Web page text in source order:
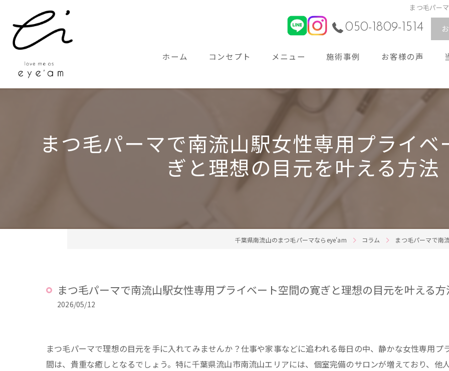
まつ毛パー
050-1809-1514
ホーム コンセプト
サービス
メニュー 施術事例 お客様の声
まつ毛パーマで南流山駅女性専用プライベ
ぎと理想の目元を叶える方法
千葉県南流山のまつ毛パーマならeye'am コラム まつ毛パーマで南
まつ毛パーマで南流山駅女性専用プライベート空間の寛ぎと理想の目元を叶える方
2026/05/12
まつ毛パーマで理想の目元を手に入れてみませんか？仕事や家事などに追われる毎日の中、静かな女性専用
間は、貴重な癒しとなるでしょう。特に千葉県流山市南流山エリアには、個室完備のサロンが増えており、